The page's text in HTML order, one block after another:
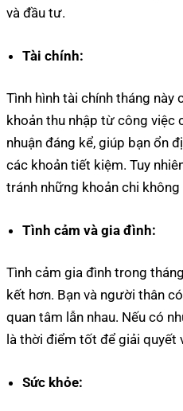
và đầu tư.
Tài chính:
Tình hình tài chính tháng này
khoản thu nhập từ công việc
nhuận đáng kể, giúp bạn ổn
các khoản tiết kiệm. Tuy
tránh những khoản chi không
Tình cảm và gia đình:
Tình cảm gia đình trong
kết hơn. Bạn và người thân
quan tâm lẫn nhau. Nếu có
là thời điểm tốt để giải quyết
Sức khỏe: